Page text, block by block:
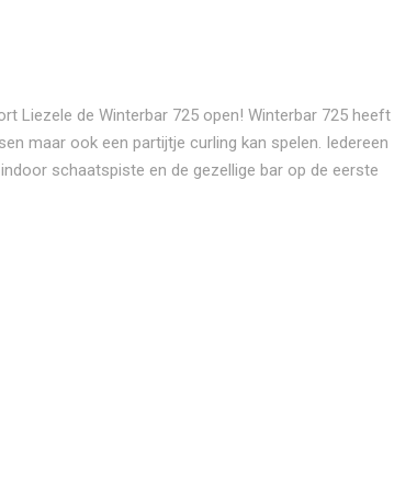
Liezele de Winterbar 725 open! Winterbar 725 heeft
maar ook een partijtje curling kan spelen. Iedereen
schaatspiste en de gezellige bar op de eerste